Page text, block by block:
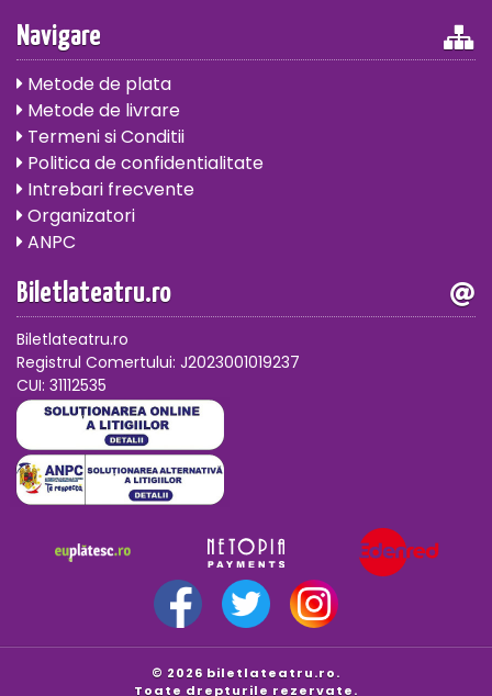
Navigare
Metode de plata
Metode de livrare
Termeni si Conditii
Politica de confidentialitate
Intrebari frecvente
Organizatori
ANPC
Biletlateatru.ro
Biletlateatru.ro
Registrul Comertului: J2023001019237
CUI: 31112535
© 2026 biletlateatru.ro.
Toate drepturile rezervate.